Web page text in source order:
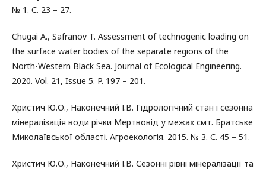
№ 1. С. 23 – 27.
Chugai A., Safranov T. Assessment of technogenic loading on
the surface water bodies of the separate regions of the
North-Western Black Sea. Journal of Ecological Engineering.
2020. Vol. 21, Issue 5. P. 197 – 201.
Христич Ю.О., Наконечний І.В. Гідрологічний стан і сезонна
мінералізація води річки Мертвовід у межах смт. Братське
Миколаївської області. Агроекологія. 2015. № 3. С. 45 – 51.
Христич Ю.О., Наконечний І.В. Сезонні рівні мінералізації та